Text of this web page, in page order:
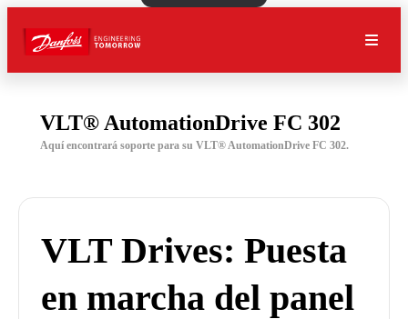
VLT® AutomationDrive FC 302
Aquí encontrará soporte para su VLT® AutomationDrive FC 302.
VLT Drives: Puesta
en marcha del panel